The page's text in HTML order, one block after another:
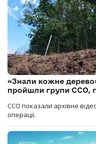
«Знали кожне
пройшли групи ССО,
ССО показали архівне
операції.